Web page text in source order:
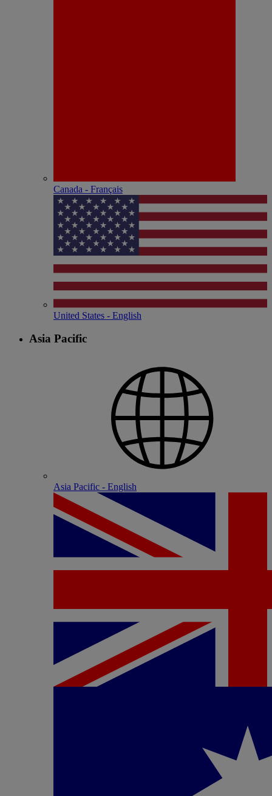
Canada - Français
United States - English
Asia Pacific
Asia Pacific - English